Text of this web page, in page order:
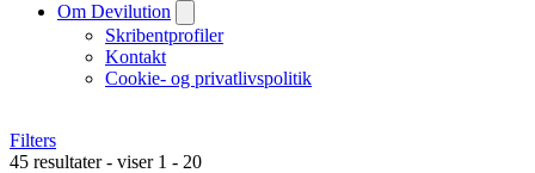
Om Devilution
Skribentprofiler
Kontakt
Cookie- og privatlivspolitik
Filters
45 resultater - viser 1 - 20